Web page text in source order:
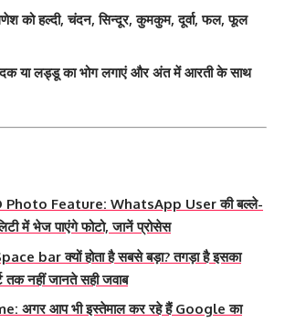
को हल्दी, चंदन, सिन्दूर, कुमकुम, दूर्वा, फल, फूल
या लड्डू का भोग लगाएं और अंत में आरती के साथ
Feature: WhatsApp User की बल्ले-
में भेज पाएंगे फोटो, जानें प्रोसेस
bar क्यों होता है सबसे बड़ा? तगड़ा है इसका
तक नहीं जानते सही जवाब
अगर आप भी इस्तेमाल कर रहे हैं Google का